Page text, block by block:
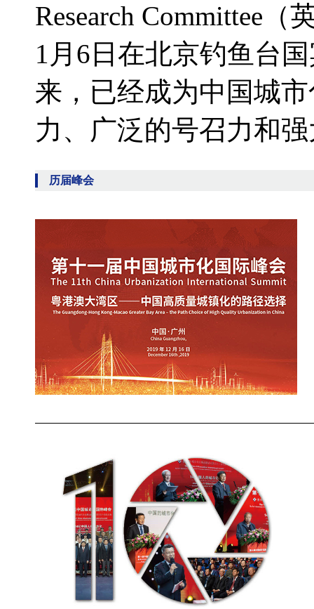
Research Committee
1月6日在北京钓鱼台
来，已经成为中国城
力、广泛的号召力和
历届峰会